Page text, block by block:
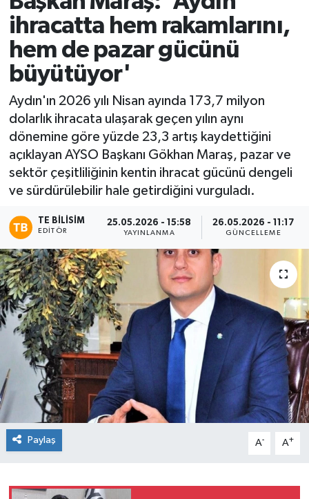
ihracatta hem rakamlarını,
hem de pazar gücünü
büyütüyor'
Aydın'ın 2026 yılı Nisan ayında 173,7 milyon
dolarlık ihracata ulaşarak geçen yılın aynı
dönemine göre yüzde 23,3 artış kaydettiğini
açıklayan AYSO Başkanı Gökhan Maraş, pazar ve
sektör çeşitliliğinin kentin ihracat gücünü dengeli
ve sürdürülebilir hale getirdiğini vurguladı.
TE BILISIM
EDITÖR
25.05.2026 - 15:58
YAYINLANMA
26.05.2026 - 11:17
GÜNCELLEME
Paylaş A- A+
Son Dakika Haberleri
Haber Arşivi